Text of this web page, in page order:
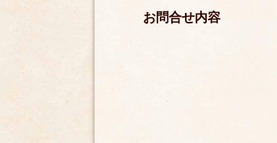
お問合せ内容